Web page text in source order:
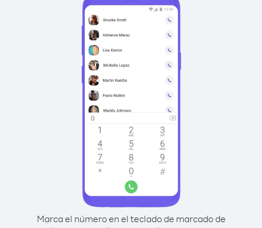
Marca el número en el teclado de marcado de